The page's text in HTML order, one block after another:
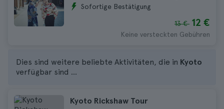
Sofortige Bestätigung
13 € 12 €
Keine versteckten Gebühren
Dies sind weitere beliebte Aktivitäten, die in Kyoto
verfügbar sind ...
Kyoto Rickshaw Tour